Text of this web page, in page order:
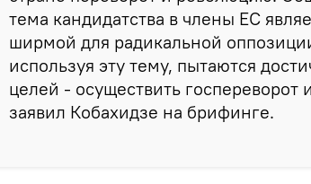
тема кандидатства в члены ЕС
ширмой для радикальной
используя эту тему, пытаются
целей - осуществить госпереворот
заявил Кобахидзе на брифинге.